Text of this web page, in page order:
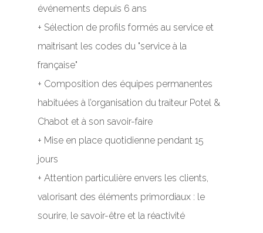
événements depuis 6 ans
+ Sélection de profils formés au service et
maitrisant les codes du "service à la
française"
+ Composition des équipes permanentes
habituées à l’organisation du traiteur Potel &
Chabot et à son savoir-faire
+ Mise en place quotidienne pendant 15
jours
+ Attention particulière envers les clients,
valorisant des éléments primordiaux : le
sourire, le savoir-être et la réactivité